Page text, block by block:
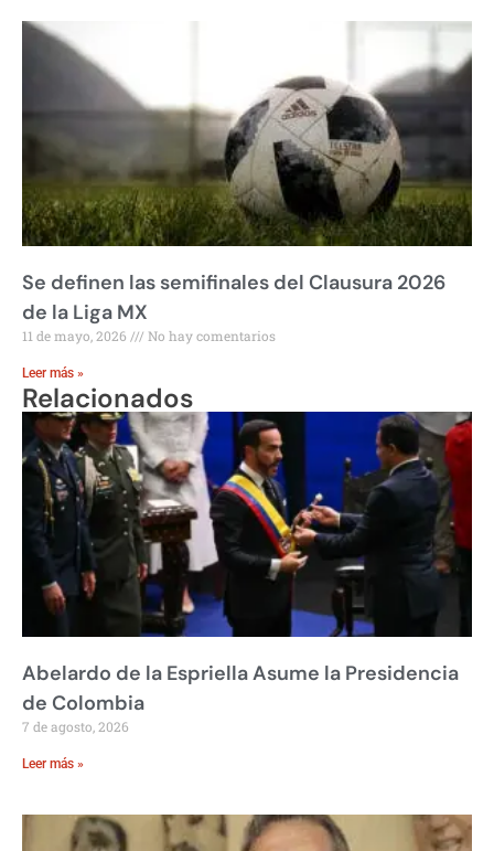
Se definen las semifinales del Clausura 2026
de la Liga MX
11 de mayo, 2026 No hay comentarios
Leer más »
Relacionados
Abelardo de la Espriella Asume la Presidencia
de Colombia
7 de agosto, 2026
Leer más »